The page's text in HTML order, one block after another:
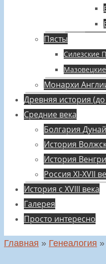
Пясты
Силезские
Мазовецкие
Монархи
Древняя история (до
Средние века
Болгария
История
История
Россия XI-XVII
История с XVIII века
Галерея
Просто интересно
Главная » Генеалогия »